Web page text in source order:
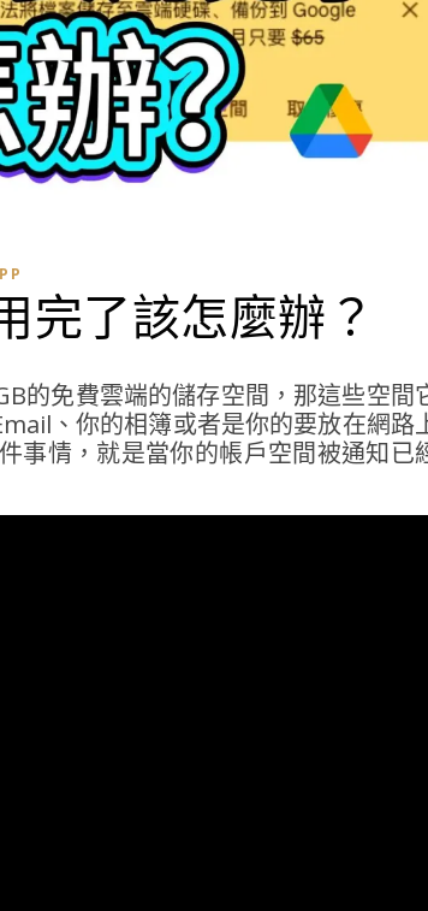
完了該怎麼辦？
的免費雲端的儲存空間，那這些空間
、你的相簿或者是你的要放在網路
事情，就是當你的帳戶空間被通知已